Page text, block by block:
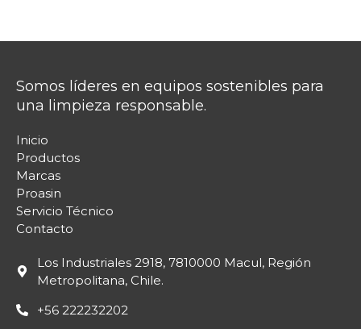
Somos líderes en equipos sostenibles para
una limpieza responsable.
Inicio
Productos
Marcas
Proasin
Servicio Técnico
Contacto
Los Industriales 2918, 7810000 Macul, Región
Metropolitana, Chile.
+56 222232202